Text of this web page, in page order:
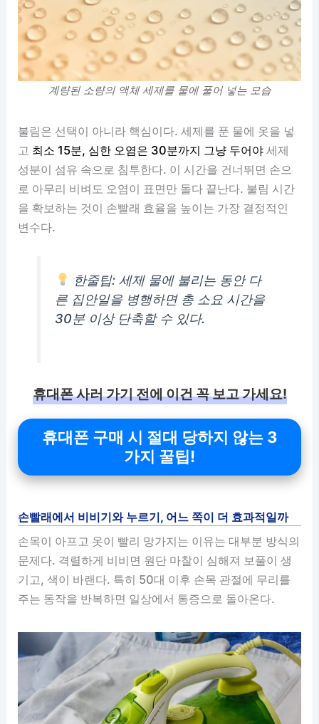
계량된 소량의 액체 세제를 물에 풀어 넣는 모습
불림은 선택이 아니라 핵심이다. 세제를 푼 물에 옷을 넣
고 최소 15분, 심한 오염은 30분까지 그냥 두어야 세제
성분이 섬유 속으로 침투한다. 이 시간을 건너뛰면 손으
로 아무리 비벼도 오염이 표면만 돌다 끝난다. 불림 시간
을 확보하는 것이 손빨래 효율을 높이는 가장 결정적인
변수다.
한줄팁: 세제 물에 불리는 동안 다
른 집안일을 병행하면 총 소요 시간을
30분 이상 단축할 수 있다.
휴대폰 사러 가기 전에 이건 꼭 보고 가세요!
휴대폰 구매 시 절대 당하지 않는 3
가지 꿀팁!
손빨래에서 비비기와 누르기, 어느 쪽이 더 효과적일까
손목이 아프고 옷이 빨리 망가지는 이유는 대부분 방식의
문제다. 격렬하게 비비면 원단 마찰이 심해져 보풀이 생
기고, 색이 바랜다. 특히 50대 이후 손목 관절에 무리를
주는 동작을 반복하면 일상에서 통증으로 돌아온다.